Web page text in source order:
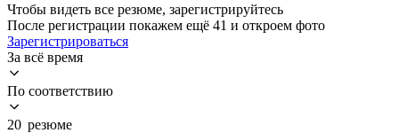
Чтобы видеть все резюме, зарегистрируйтесь
После регистрации покажем ещё 41 и откроем фото
Зарегистрироваться
За всё время
По соответствию
20 резюме